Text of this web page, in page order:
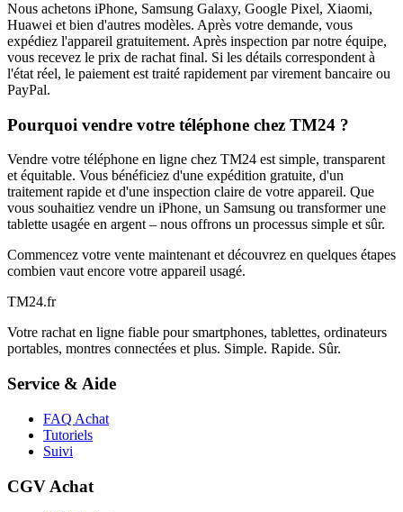
Nous achetons iPhone, Samsung Galaxy, Google Pixel, Xiaomi,
Huawei et bien d'autres modèles. Après votre demande, vous
expédiez l'appareil gratuitement. Après inspection par notre équipe,
vous recevez le prix de rachat final. Si les détails correspondent à
l'état réel, le paiement est traité rapidement par virement bancaire ou
PayPal.
Pourquoi vendre votre téléphone chez TM24 ?
Vendre votre téléphone en ligne chez TM24 est simple, transparent
et équitable. Vous bénéficiez d'une expédition gratuite, d'un
traitement rapide et d'une inspection claire de votre appareil. Que
vous souhaitiez vendre un iPhone, un Samsung ou transformer une
tablette usagée en argent – nous offrons un processus simple et sûr.
Commencez votre vente maintenant et découvrez en quelques étapes
combien vaut encore votre appareil usagé.
TM24.fr
Votre rachat en ligne fiable pour smartphones, tablettes, ordinateurs
portables, montres connectées et plus. Simple. Rapide. Sûr.
Service & Aide
FAQ Achat
Tutoriels
Suivi
CGV Achat